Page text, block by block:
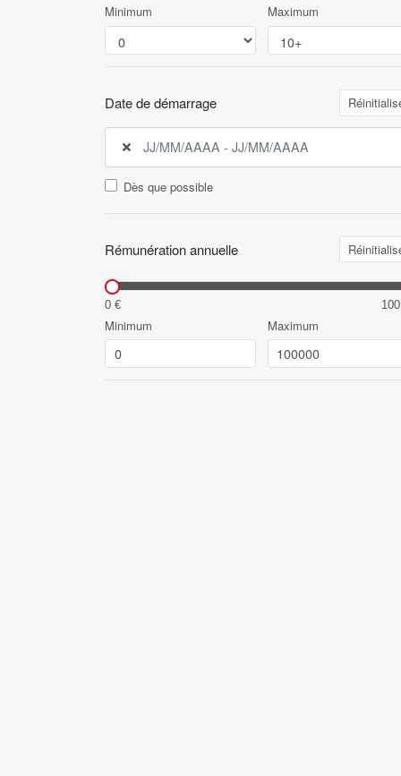
Minimum Maximum
Date de démarrage
Dès que possible
Rémunération annuelle
0 €
Minimum Maximum